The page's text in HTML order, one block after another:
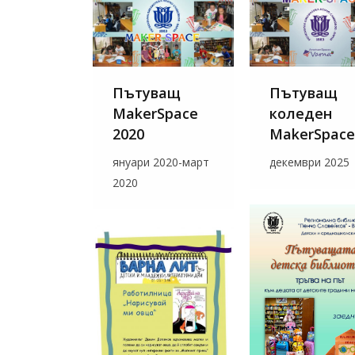
Пътуващ
MakerSpace
2020
януари 2020-март
2020
Пътуващ
коледен
MakerSpace
декември 2025